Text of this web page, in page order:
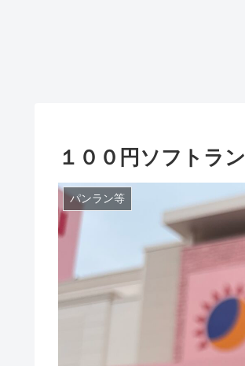
１００円ソフトラン
パンラン等